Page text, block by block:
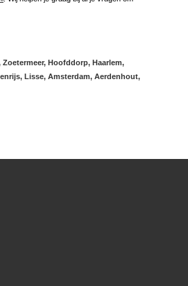
Hoofddorp, Haarlem,
Lisse, Amsterdam, Aerdenhout,